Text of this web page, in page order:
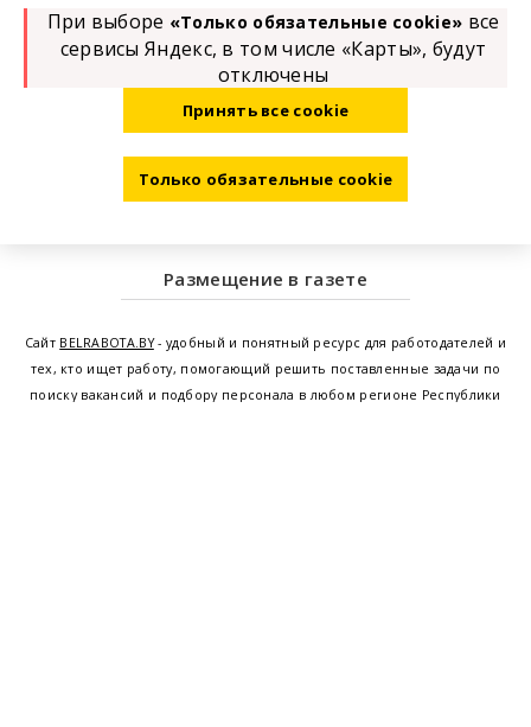
Размещение в газете
Сайт BELRABOTA.BY- удобный и понятный ресурс для работодателей и
тех, кто ищет работу, помогающий решить поставленные задачи по
поиску вакансий и подбору персонала в любом регионе Республики
При выборе «Только обязательные cookie» все
сервисы Яндекс, в том числе «Карты», будут
отключены
Принять все cookie
Только обязательные cookie